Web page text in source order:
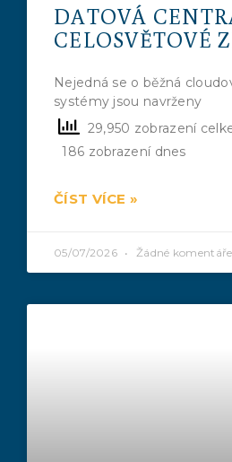
DATOVÁ
CELOSVĚTOVÉ
Nejedná se o běžná
systémy jsou navrženy
29,950 zobrazení
186 zobrazení dnes
ČÍST VÍCE »
05/07/2026 Žádné komentáře